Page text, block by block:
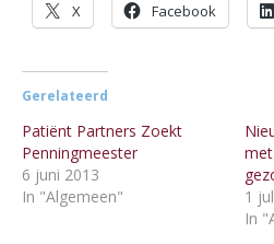
X Facebook
Gerelateerd
Patiënt Partners Zoekt
Penningmeester
6 juni 2013
In "Algemeen"
1
In